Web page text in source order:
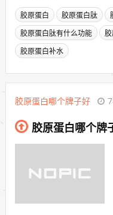
胶原蛋白 胶原蛋白肽
胶原蛋白肽有什么功能 胶
胶原蛋白补水
胶原蛋白哪个牌子好
胶原蛋白哪个牌